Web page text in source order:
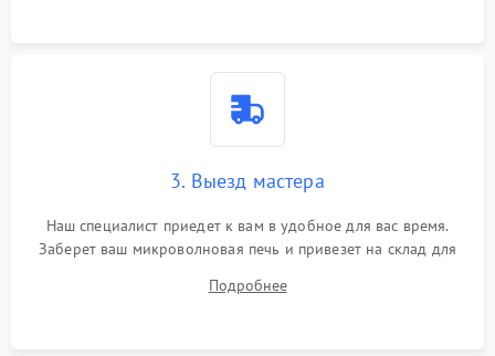
3. Выезд мастера
Наш специалист приедет к вам в удобное для вас время.
Заберет ваш микроволновая печь и привезет на склад для
Подробнее